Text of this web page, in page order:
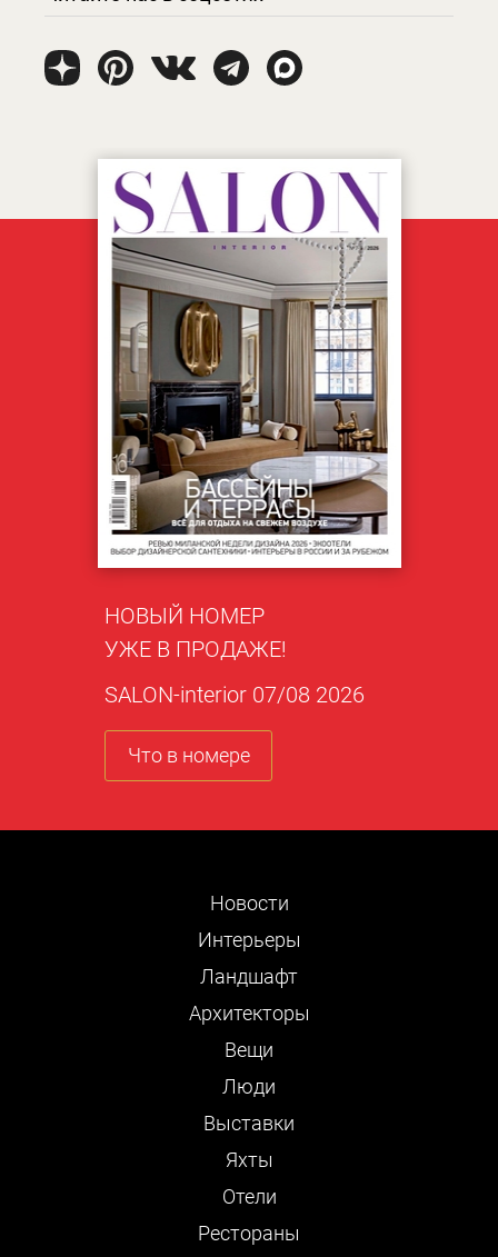
НОВЫЙ НОМЕР
УЖЕ В ПРОДАЖЕ!
SALON-interior 07/08 2026
Что в номере
Новости
Интерьеры
Ландшафт
Архитекторы
Вещи
Люди
Выставки
Яхты
Отели
Рестораны